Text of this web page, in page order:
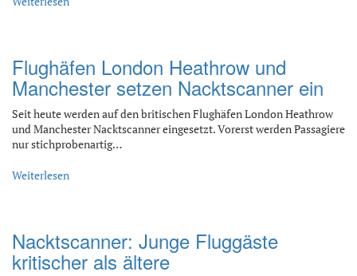
Flughäfen London Heathrow und
Manchester setzen Nacktscanner ein
Seit heute werden auf den britischen Flughäfen London Heathrow
und Manchester Nacktscanner eingesetzt. Vorerst werden Passagiere
nur stichprobenartig…
Weiterlesen
Nacktscanner: Junge Fluggäste
kritischer als ältere